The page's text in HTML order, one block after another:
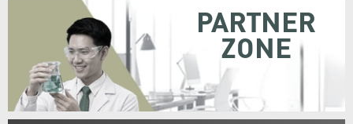
PARTNER
ZONE